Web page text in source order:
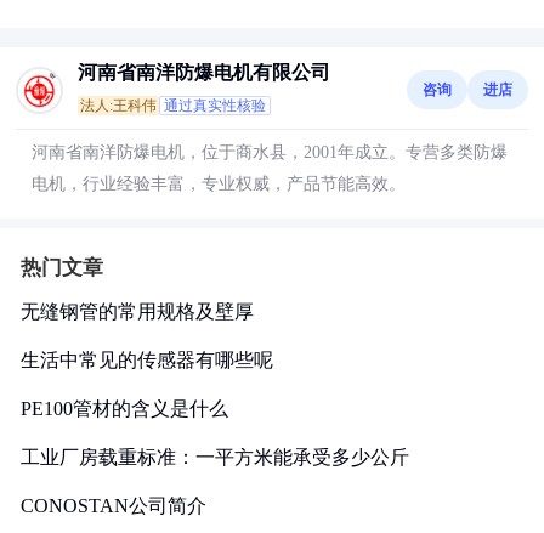
河南省南洋防爆电机有限公司
法人:王科伟 通过真实性核验
咨询 进店
河南省南洋防爆电机，位于商水县，2001年成立。专营多类防爆
电机，行业经验丰富，专业权威，产品节能高效。
热门文章
无缝钢管的常用规格及壁厚
生活中常见的传感器有哪些呢
PE100管材的含义是什么
工业厂房载重标准：一平方米能承受多少公斤
CONOSTAN公司简介